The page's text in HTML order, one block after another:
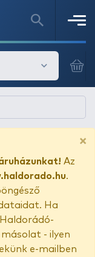
×
Az
.
Ha
- ilyen
e-mailben